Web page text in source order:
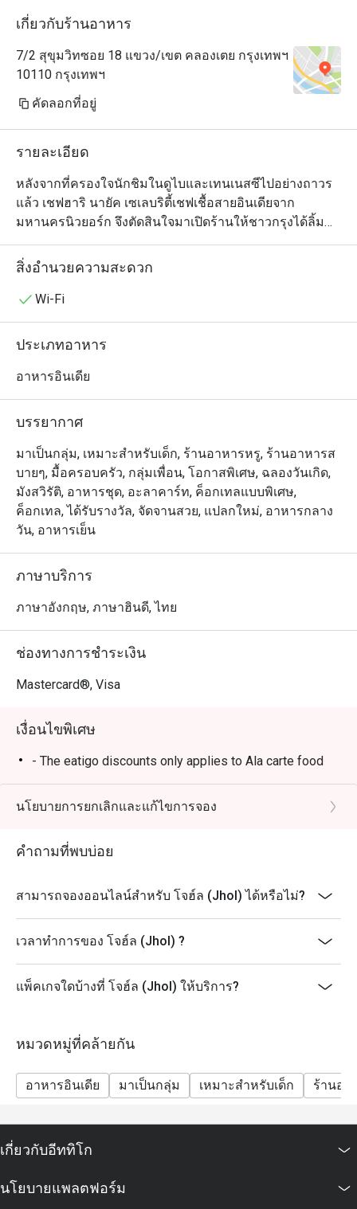
เกี่ยวกับร้านอาหาร
7/2 สุขุมวิทซอย 18 แขวง/เขต คลองเตย กรุงเทพฯ
10110 กรุงเทพฯ
คัดลอกที่อยู่
รายละเอียด
หลังจากที่ครองใจนักชิมในดูไบและเทนเนสซีไปอย่างถาวร
แล้ว เชฟฮาริ นายัค เซเลบริตี้เชฟเชื้อสายอินเดียจาก
มหานครนิวยอร์ก จึงตัดสินใจมาเปิดร้านให้ชาวกรุงได้ลิ้ม
ลองรสชาติอาหารอินเดียร่วมสมัยจากแถบชายฝั่งทะเลตอน
ใต้กันบ้าง ซึ่งเมนูของร้านโจฮ์ล (สุขุมวิท 18) นั้นมีเอกลักษณ์
ผสานระหว่างอาหารพื้นเมืองของอินเดียตอนใต้ (จากเมือง
อินเดีย) และวัตถุดิบในท้องถิ่นของประเทศไทย แต่ละจาน
ได้แก่ ปีกไก่ยัดไส้ แกงวินดาลูหมูสามชั้น และคอฟต้าขนุน
ในช่วงมื้อกลางวันและเย็น ผู้ที่ต้องการสัมผัสประสบการณ์
แปลกใหม่ในการรับประทานอาหารอินเดียไม่ควรพลาด
สิ่งอำนวยความสะดวก
Wi-Fi
ประเภทอาหาร
อาหารอินเดีย
บรรยากาศ
มาเป็นกลุ่ม, เหมาะสำหรับเด็ก, ร้านอาหารหรู, ร้านอาหารส
บายๆ, มื้อครอบครัว, กลุ่มเพื่อน, โอกาสพิเศษ, ฉลองวันเกิด,
มังสวิรัติ, อาหารชุด, อะลาคาร์ท, ค็อกเทลแบบพิเศษ,
ค็อกเทล, ได้รับรางวัล, จัดจานสวย, แปลกใหม่, อาหารกลาง
วัน, อาหารเย็น
ภาษาบริการ
ภาษาอังกฤษ, ภาษาฮินดี, ไทย
ช่องทางการชำระเงิน
Mastercard®, Visa
เงื่อนไขพิเศษ
- The eatigo discounts only applies to Ala carte food
นโยบายการยกเลิกและแก้ไขการจอง
คำถามที่พบบ่อย
สามารถจองออนไลน์สำหรับ โจฮ์ล (Jhol) ได้หรือไม่?
เวลาทำการของ โจฮ์ล (Jhol) ?
แพ็คเกจใดบ้างที่ โจฮ์ล (Jhol) ให้บริการ?
หมวดหมู่ที่คล้ายกัน
อาหารอินเดีย มาเป็นกลุ่ม เหมาะสำหรับเด็ก ร้านอา
เกี่ยวกับอีททิโก
นโยบายแพลตฟอร์ม